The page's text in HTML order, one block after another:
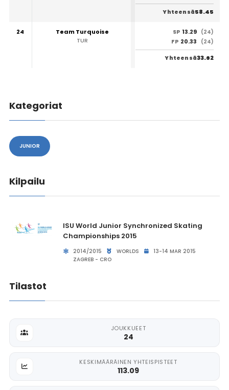
Yhteensä58.45
24
Team Turquoise
TUR
SP 13.29 (24)
FP 20.33 (24)
Yhteensä33.62
Kategoriat
JUNIOR
Kilpailu
ISU World Junior Synchronized Skating
Championships 2015
2014/2015 WORLDS
13-14 MAR 2015
ZAGREB - CRO
Tilastot
JOUKKUEET
24
KESKIMÄÄRÄINEN YHTEISPISTEET
113.09